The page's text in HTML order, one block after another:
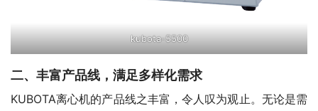
kubota-5500
二、丰富产品线，满足多样化需求
KUBOTA离心机的产品线之丰富，令人叹为观止。无论是需